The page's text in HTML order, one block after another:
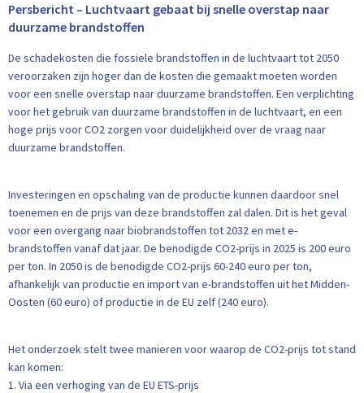
Persbericht – Luchtvaart gebaat bij snelle overstap naar
duurzame brandstoffen
De schadekosten die fossiele brandstoffen in de luchtvaart tot 2050
veroorzaken zijn hoger dan de kosten die gemaakt moeten worden
voor een snelle overstap naar duurzame brandstoffen. Een verplichting
voor het gebruik van duurzame brandstoffen in de luchtvaart, en een
hoge prijs voor CO2 zorgen voor duidelijkheid over de vraag naar
duurzame brandstoffen.
Investeringen en opschaling van de productie kunnen daardoor snel
toenemen en de prijs van deze brandstoffen zal dalen. Dit is het geval
voor een overgang naar biobrandstoffen tot 2032 en met e-
brandstoffen vanaf dat jaar. De benodigde CO2-prijs in 2025 is 200 euro
per ton. In 2050 is de benodigde CO2-prijs 60-240 euro per ton,
afhankelijk van productie en import van e-brandstoffen uit het Midden-
Oosten (60 euro) of productie in de EU zelf (240 euro).
Het onderzoek stelt twee manieren voor waarop de CO2-prijs tot stand
kan komen:
1. Via een verhoging van de EU ETS-prijs